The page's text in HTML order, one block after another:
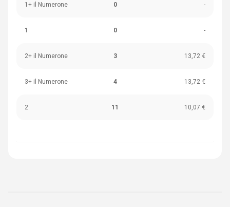
1+ il Numerone 0 -
1 0 -
2+ il Numerone 3 13,72 €
3+ il Numerone 4 13,72 €
2 11 10,07 €